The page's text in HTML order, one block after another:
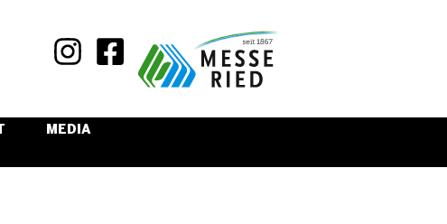
MEDIA